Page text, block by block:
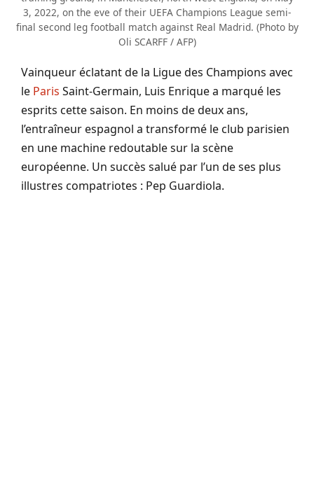
3, 2022, on the eve of their UEFA Champions League semi-
final second leg football match against Real Madrid. (Photo by
Oli SCARFF / AFP)
Vainqueur éclatant de la Ligue des Champions avec
le Paris Saint-Germain, Luis Enrique a marqué les
esprits cette saison. En moins de deux ans,
l’entraîneur espagnol a transformé le club parisien
en une machine redoutable sur la scène
européenne. Un succès salué par l’un de ses plus
illustres compatriotes : Pep Guardiola.